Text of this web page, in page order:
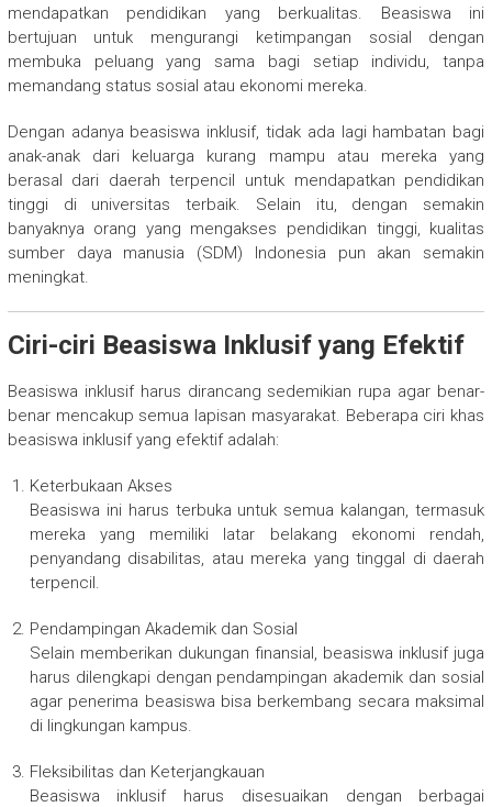
mendapatkan pendidikan yang berkualitas. Beasiswa ini
bertujuan untuk mengurangi ketimpangan sosial dengan
membuka peluang yang sama bagi setiap individu, tanpa
memandang status sosial atau ekonomi mereka.
Dengan adanya beasiswa inklusif, tidak ada lagi hambatan bagi
anak-anak dari keluarga kurang mampu atau mereka yang
berasal dari daerah terpencil untuk mendapatkan pendidikan
tinggi di universitas terbaik. Selain itu, dengan semakin
banyaknya orang yang mengakses pendidikan tinggi, kualitas
sumber daya manusia (SDM) Indonesia pun akan semakin
meningkat.
Ciri-ciri Beasiswa Inklusif yang Efektif
Beasiswa inklusif harus dirancang sedemikian rupa agar benar-
benar mencakup semua lapisan masyarakat. Beberapa ciri khas
beasiswa inklusif yang efektif adalah:
Keterbukaan Akses
Beasiswa ini harus terbuka untuk semua kalangan, termasuk
mereka yang memiliki latar belakang ekonomi rendah,
penyandang disabilitas, atau mereka yang tinggal di daerah
terpencil.
Pendampingan Akademik dan Sosial
Selain memberikan dukungan finansial, beasiswa inklusif juga
harus dilengkapi dengan pendampingan akademik dan sosial
agar penerima beasiswa bisa berkembang secara maksimal
di lingkungan kampus.
Fleksibilitas dan Keterjangkauan
Beasiswa inklusif harus disesuaikan dengan berbagai